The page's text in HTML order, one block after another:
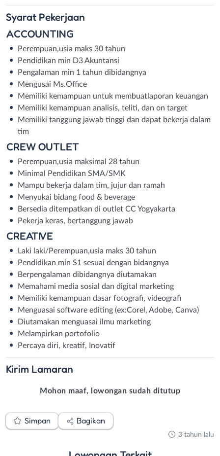
Syarat Pekerjaan
ACCOUNTING
Perempuan,usia maks 30 tahun
Pendidikan min D3 Akuntansi
Pengalaman min 1 tahun dibidangnya
Mengusai Ms.Office
Memiliki kemampuan untuk membuatlaporan keuangan
Memiliki kemampuan analisis, teliti, dan on target
Memiliki tanggung jawab tinggi dan dapat bekerja dalam
tim
CREW OUTLET
Perempuan,usia maksimal 28 tahun
Minimal Pendidikan SMA/SMK
Mampu bekerja dalam tim, jujur dan ramah
Menyukai bidang food & beverage
Bersedia ditempatkan di outlet CC Yogyakarta
Pekerja keras, bertanggung jawab
CREATIVE
Laki laki/Perempuan,usia maks 30 tahun
Pendidikan min S1 sesuai dengan bidangnya
Berpengalaman dibidangnya diutamakan
Memahami media sosial dan digital marketing
Memiliki kemampuan dasar fotografi, videografi
Menguasai software editing (ex:Corel, Adobe, Canva)
Diutamakan menguasai ilmu marketing
Melampirkan portofolio
Percaya diri, kreatif, Inovatif
Kirim Lamaran
Mohon maaf, lowongan sudah ditutup
Simpan Bagikan
3 tahun lalu